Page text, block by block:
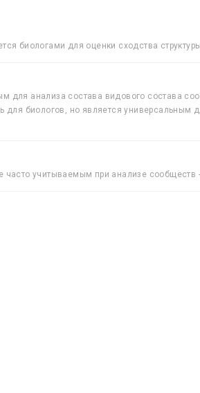
биологами для оценки сходства
анализа состава видового состава
биологов, но является
учитываемым при анализе сообществ